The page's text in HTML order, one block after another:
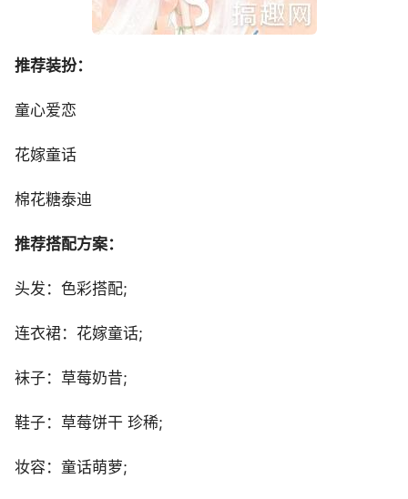
推荐装扮：
童心爱恋
花嫁童话
棉花糖泰迪
推荐搭配方案：
头发：色彩搭配;
连衣裙：花嫁童话;
袜子：草莓奶昔;
鞋子：草莓饼干 珍稀;
妆容：童话萌萝;